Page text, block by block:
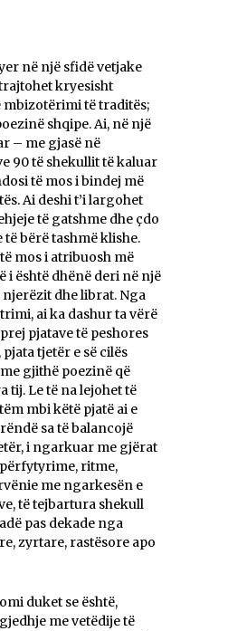
në një sfidë vetjake
kryesisht
të traditës;
shqipe. Ai, në një
– me gjasë në
90 të shekullit të kaluar
të mos i bindej më
Ai deshi t’i largohet
të gatshme dhe çdo
bërë tashmë klishe.
mos i atribuosh më
i është dhënë deri në një
njerëzit dhe librat. Nga
ai ka dashur ta vërë
pjatave të peshores
pjata tjetër e së cilës
gjithë poezinë që
tij. Le të na lejohet të
mbi këtë pjatë ai e
sa të balancojë
i ngarkuar me gjërat
ritme,
me ngarkesën e
të tejbartura shekull
pas dekade nga
zyrtare, rastësore apo
duket se është,
me vetëdije të